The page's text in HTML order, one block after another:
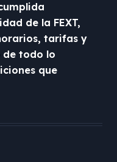
de la FEXT,
tarifas y
todo lo
que